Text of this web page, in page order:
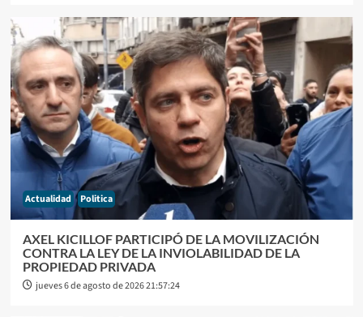
Actualidad Politica
AXEL KICILLOF PARTICIPÓ DE LA MOVILIZACIÓN
CONTRA LA LEY DE LA INVIOLABILIDAD DE LA
PROPIEDAD PRIVADA
jueves 6 de agosto de 2026 21:57:24